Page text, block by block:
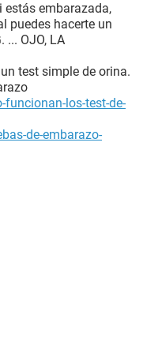
estás embarazada,
puedes hacerte un
... OJO, LA
test simple de orina.
los-test-de-
de-embarazo-